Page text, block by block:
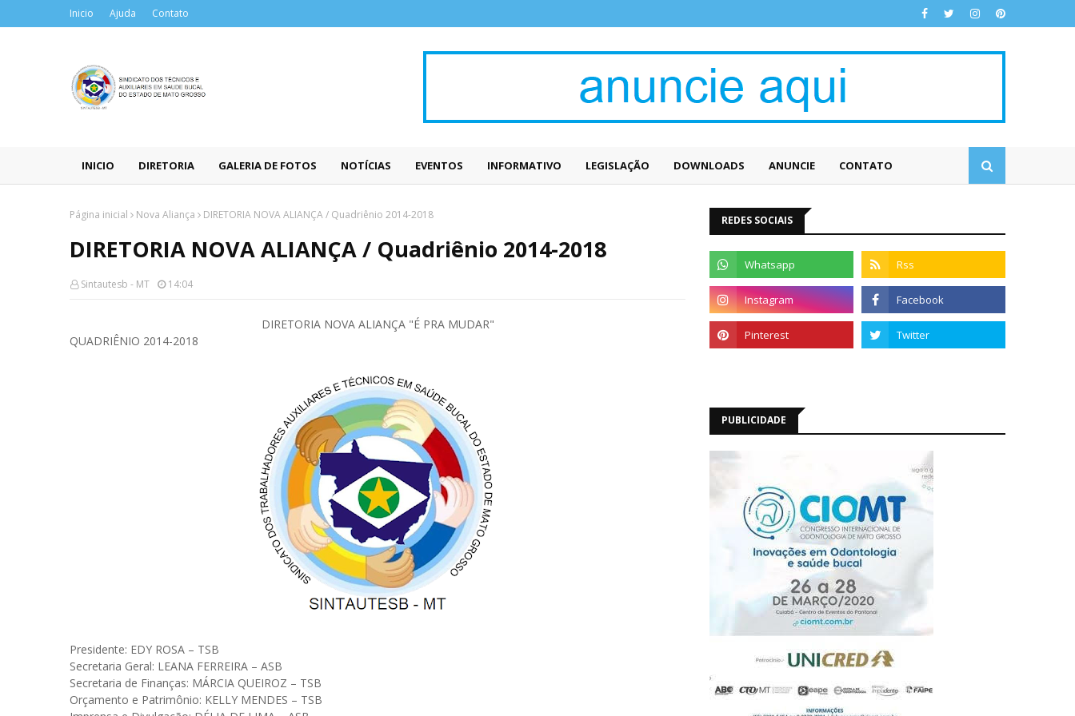
Inicio Ajuda Contato
INICIO DIRETORIA GALERIA DE FOTOS NOTÍCIAS EVENTOS INFORMATIVO LEGISLAÇÃO DOWNLOADS ANUNCIE CONTATO
Página inicial Nova Aliança DIRETORIA NOVA ALIANÇA / Quadriênio 2014-2018
DIRETORIA NOVA ALIANÇA / Quadriênio 2014-2018
Sintautesb - MT 14:04
DIRETORIA NOVA ALIANÇA "É PRA MUDAR"
QUADRIÊNIO 2014-2018
Presidente: EDY ROSA – TSB
Secretaria Geral: LEANA FERREIRA – ASB
Secretaria de Finanças: MÁRCIA QUEIROZ – TSB
Orçamento e Patrimônio: KELLY MENDES – TSB
REDES SOCIAIS
PUBLICIDADE